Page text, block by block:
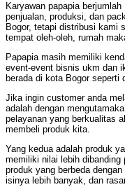
Karyawan papapia
penjualan, produksi, dan
Bogor, tetapi distribusi kami
tempat oleh-oleh, rumah
Papapia masih memiliki
event-event bisnis ukm dan
berada di kota Bogor seperti
Jika ingin customer anda
adalah dengan
pelayanan yang berkualitas
membeli produk kita.
Yang kedua adalah produk
memiliki nilai lebih
produk yang berbeda
isinya lebih banyak, dan